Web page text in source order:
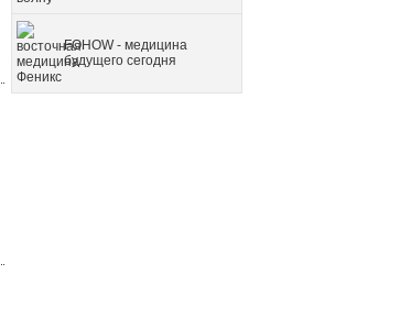
FOHOW - медицина
будущего сегодня